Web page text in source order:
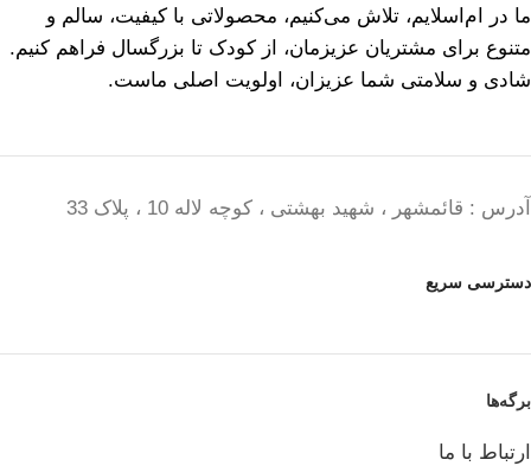
ما در ام‌اسلایم، تلاش می‌کنیم، محصولاتی با کیفیت، سالم و
متنوع برای مشتریان عزیزمان، از کودک تا بزرگسال فراهم کنیم.
شادی و سلامتی شما عزیزان، اولویت اصلی ماست.
آدرس : قائمشهر ، شهید بهشتی ، کوچه لاله 10 ، پلاک 33
دسترسی سریع
برگه‌ها
ارتباط با ما